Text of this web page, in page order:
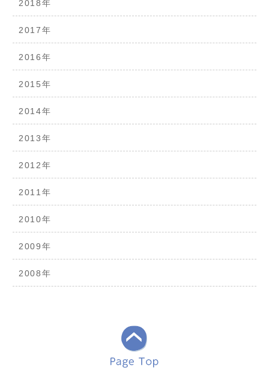
2018年
2017年
2016年
2015年
2014年
2013年
2012年
2011年
2010年
2009年
2008年